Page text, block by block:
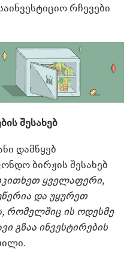
რჩევები
შესახებ
დამწყებ
ბირჟის შესახებ
ყველაფერი,
და უყურეთ
რომელშიც ის ოდესმე
გზაა ინვესტირების